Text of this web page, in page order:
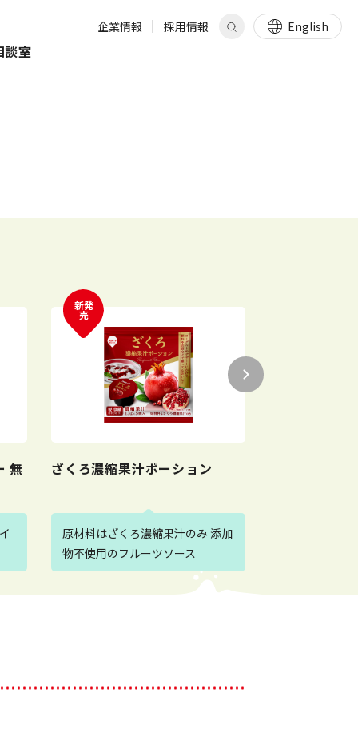
企業情報 採用情報 English
談室
無
新発
売
ざくろ濃縮果汁ポーション
原材料はざくろ濃縮果汁のみ 添加
物不使用のフルーツソース